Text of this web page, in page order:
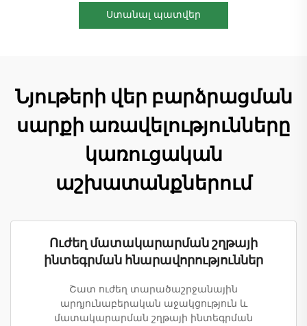
Ստանալ պատվեր
Նյութերի վեր բարձրացման
սարքի առավելությունները
կառուցական
աշխատանքներում
Ուժեղ մատակարարման շղթայի
ինտեգրման հնարավորություններ
Շատ ուժեղ տարածաշրջանային
արդյունաբերական աջակցություն և
մատակարարման շղթայի ինտեգրման